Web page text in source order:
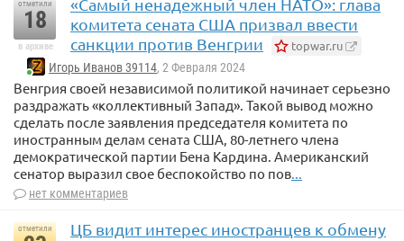
отметили
18
в архиве
комитета сената США призвал ввести
санкции против Венгрии
topwar.ru
Игорь Иванов 39114, 2 Февраля 2024
Венгрия своей независимой политикой начинает серьезно
раздражать «коллективный Запад». Такой вывод можно
сделать после заявления председателя комитета по
иностранным делам сената США, 80-летнего члена
демократической партии Бена Кардина. Американский
сенатор выразил свое беспокойство по пов...
нет комментариев
отметили
ЦБ видит интерес иностранцев к обмену